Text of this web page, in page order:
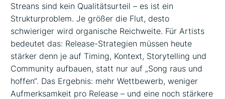
Streans sind kein Qualitätsurteil – es ist ein
Strukturproblem. Je größer die Flut, desto
schwieriger wird organische Reichweite. Für Artists
bedeutet das: Release-Strategien müssen heute
stärker denn je auf Timing, Kontext, Storytelling und
Community aufbauen, statt nur auf „Song raus und
hoffen“. Das Ergebnis: mehr Wettbewerb, weniger
Aufmerksamkeit pro Release – und eine noch stärkere